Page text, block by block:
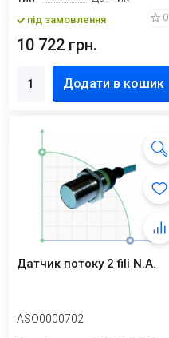
під замовлення 0
10 722 грн.
Додати в кошик
Датчик потоку 2 fili N.A.
ASO0000702